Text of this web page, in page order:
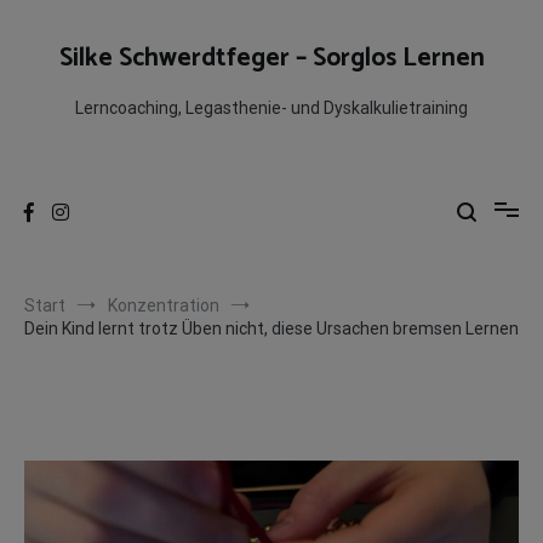
springenSilke Schwerdtfeger – Sorglos Lernen
Lerncoaching, Legasthenie- und Dyskalkulietraining
Start
Konzentration
Dein Kind lernt trotz Üben nicht, diese Ursachen bremsen Lernen